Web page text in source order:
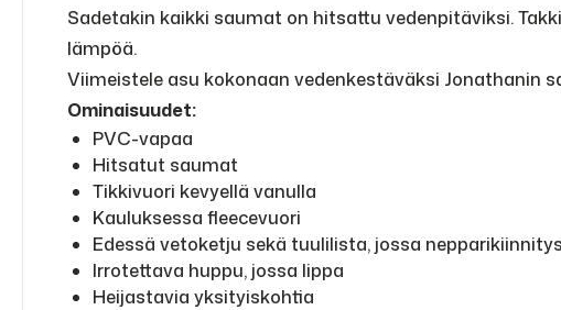
Sadetakin kaikki saumat on hitsattu vedenpitäviksi.
lämpöä.
Viimeistele asu kokonaan vedenkestäväksi Jonathanin
Ominaisuudet:
PVC-vapaa
Hitsatut saumat
Tikkivuori kevyellä vanulla
Kauluksessa fleecevuori
Edessä vetoketju sekä tuulilista, jossa nepparikiinnitys
Irrotettava huppu, jossa lippa
Heijastavia yksityiskohtia